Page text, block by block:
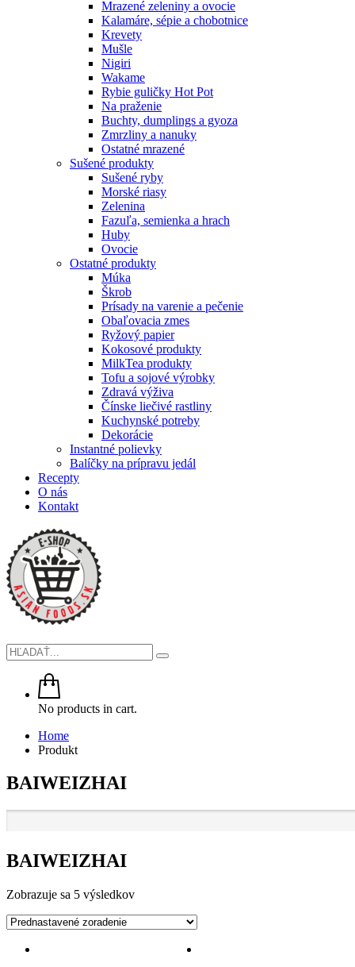
Mrazené zeleniny a ovocie
Kalamáre, sépie a chobotnice
Krevety
Mušle
Nigiri
Wakame
Rybie guličky Hot Pot
Na praženie
Buchty, dumplings a gyoza
Zmrzliny a nanuky
Ostatné mrazené
Sušené produkty
Sušené ryby
Morské riasy
Zelenina
Fazuľa, semienka a hrach
Huby
Ovocie
Ostatné produkty
Múka
Škrob
Prísady na varenie a pečenie
Obaľovacia zmes
Ryžový papier
Kokosové produkty
MilkTea produkty
Tofu a sojové výrobky
Zdravá výživa
Čínske liečivé rastliny
Kuchynské potreby
Dekorácie
Instantné polievky
Balíčky na prípravu jedál
Recepty
O nás
Kontakt
No products in cart.
Home
Produkt
BAIWEIZHAI
BAIWEIZHAI
Zobrazuje sa 5 výsledkov